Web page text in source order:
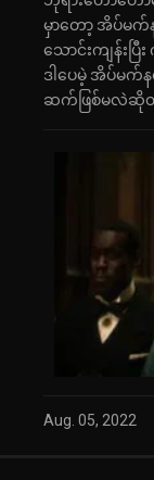
မှာတော့ အိပ်မက်
သောင်းကျန်းပြီ
ဒါပေမဲ့ အိပ်မက်
ဆက်ဖြစ်မလဲဆိုတ
Aug. 05, 2022